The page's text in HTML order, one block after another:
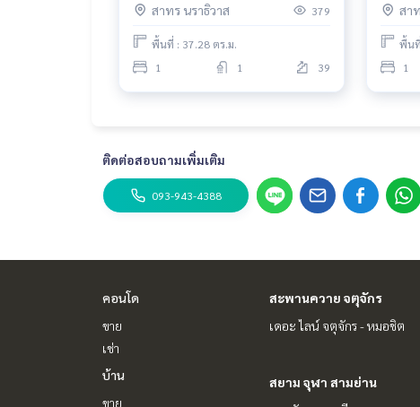
#Teeสาทร นราธิวาส
379
พื้นที่ : 37.28 ตร.ม.
1
1 39
สา
พื้น
1
ติดต่อสอบถามเพิ่มเติม
093-943-4388
คอนโด
ขาย
เช่า
บ้าน
ขาย
สะพานควาย จตุจักร
เดอะ ไลน์ จตุจักร - หมอชิต
สยาม จุฬา สามย่าน